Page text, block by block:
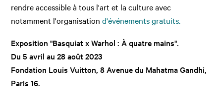
rendre accessible à tous l'art et la culture avec
notamment l'organisationd'événements gratuits.
Exposition "Basquiat x Warhol : À quatre mains".
Du 5 avril au 28 août 2023
Fondation Louis Vuitton, 8 Avenue du Mahatma Gandhi,
Paris 16.